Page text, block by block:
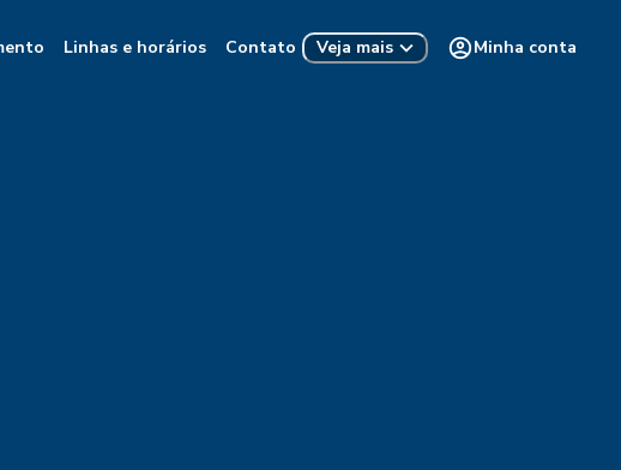
Linhas e horários Contato Veja mais Minha conta